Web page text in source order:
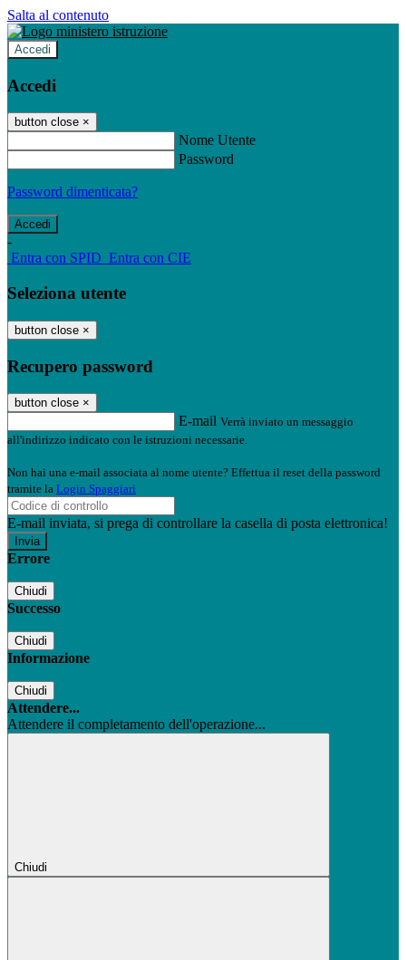
Salta al contenuto
Accedi
Accedi
button close ×
Nome Utente
Password
Password dimenticata?
-
Entra con SPID Entra con CIE
Seleziona utente
button close ×
Recupero password
button close ×
E-mail Verrà inviato un messaggio
all'indirizzo indicato con le istruzioni necessarie.
Non hai una e-mail associata al nome utente? Effettua il reset della password
tramite la Login Spaggiari
E-mail inviata, si prega di controllare la casella di posta elettronica!
Errore
Chiudi
Successo
Chiudi
Informazione
Chiudi
Attendere...
Attendere il completamento dell'operazione...
Chiudi